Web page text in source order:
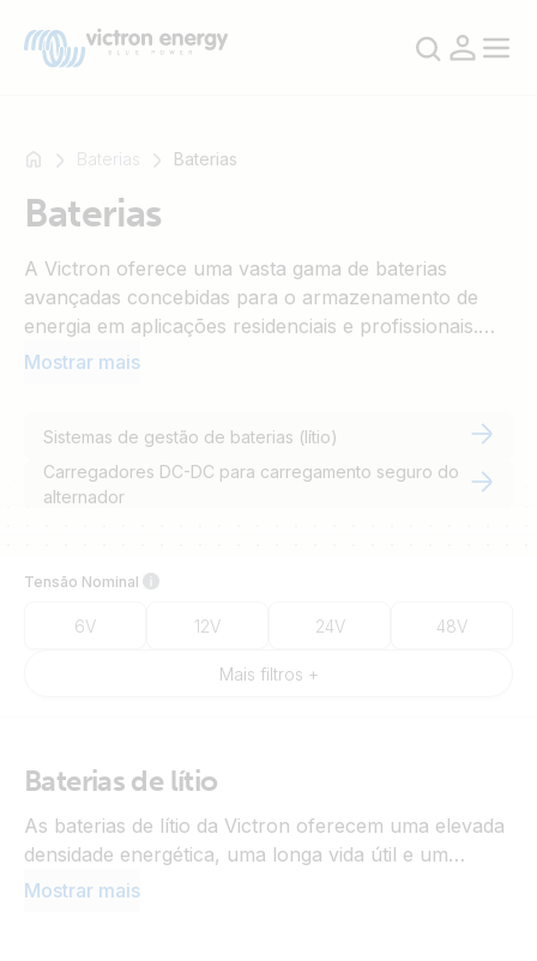
exemplo
SmartSolar
Multiplus-
Baterias Baterias
Baterias
A Victron oferece uma vasta gama de baterias
avançadas concebidas para o armazenamento de
energia em aplicações residenciais e profissionais.
Construídas para durabilidade e elevado
grid).
Mostrar mais
Sistemas de gestão de baterias (lítio)
Carregadores DC-DC para carregamento seguro do
alternador
Tensão Nominal
6V 12V 24V 48V
Mais filtros +
Baterias de lítio
As baterias de lítio da Victron oferecem uma elevada
densidade energética, uma longa vida útil e um
desempenho fiável em aplicações exigentes.
Mostrar mais